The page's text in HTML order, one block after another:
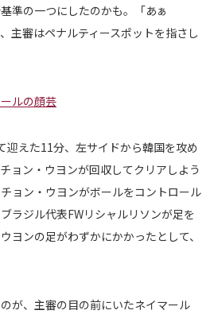
準の一つにしたのかも。「あぁ
主審はペナルティースポットを指さし
ルの顔芸
えた11分、左サイドから韓国を攻め
ョン・ウヨンが回収してクリアしよう
ョン・ウヨンがボールをコントロール
ラジル代表FWリシャルリソンが足を
ヨンの足がわずかにかかったとして、
が、主審の目の前にいたネイマール